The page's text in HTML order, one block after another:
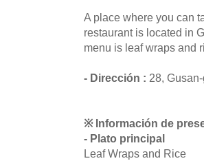
A place where you can
restaurant is located in
menu is leaf wraps and
- Dirección : 28,
※ Información de
- Plato principal
Leaf Wraps and Rice